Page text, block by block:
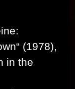
(1978),
in the